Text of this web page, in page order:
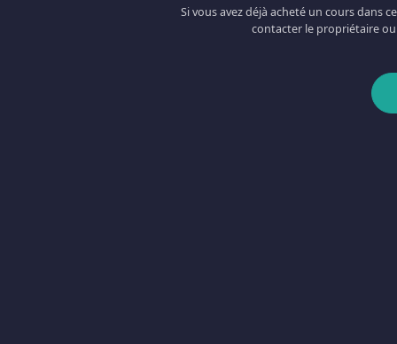
Si vous avez déjà acheté un cours dans
contacter le propriétaire